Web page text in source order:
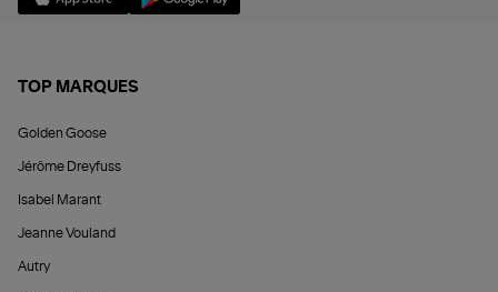
TOP MARQUES
Golden Goose
Jérôme Dreyfuss
Isabel Marant
Jeanne Vouland
Autry